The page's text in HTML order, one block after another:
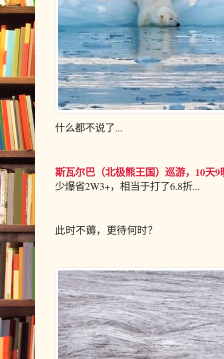
什么都不说了...
斯瓦尔巴（北极熊王国）巡游，10天
少爆省2W3+，相当于打了6.8折...
此时不薅，更待何时？